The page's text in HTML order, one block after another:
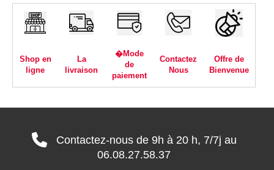
Shop en
ligne
La
livraison
�Mode
de
paiement
Contactez
Nous
Offre de
Bienvenue
Contactez-nous de 9h à 20 h, 7/7j au
06.08.27.58.37